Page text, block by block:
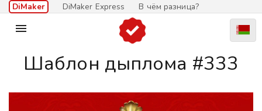
DiMaker DiMaker Express В чём разница?

Шаблон дыплома #333